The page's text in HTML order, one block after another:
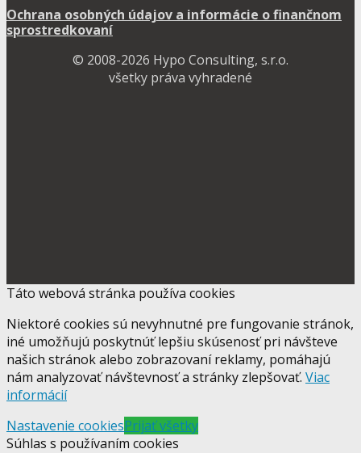
Ochrana osobných údajov a informácie o finančnom
sprostredkovaní
© 2008-2026 Hypo Consulting, s.r.o.
všetky práva vyhradené
Táto webová stránka používa cookies
Niektoré cookies sú nevyhnutné pre fungovanie stránok,
iné umožňujú poskytnúť lepšiu skúsenosť pri návšteve
našich stránok alebo zobrazovaní reklamy, pomáhajú
nám analyzovať návštevnosť a stránky zlepšovať. Viac
informácií
Nastavenie cookiesPrijať všetky
Súhlas s používaním cookies